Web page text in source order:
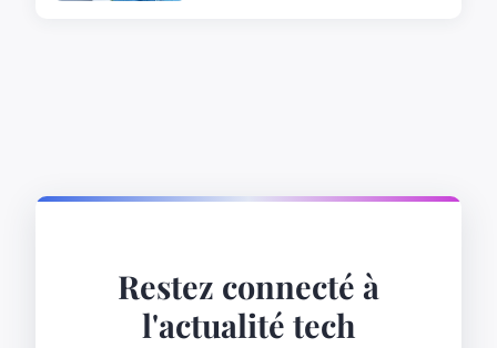
Restez connecté à
l'actualité tech